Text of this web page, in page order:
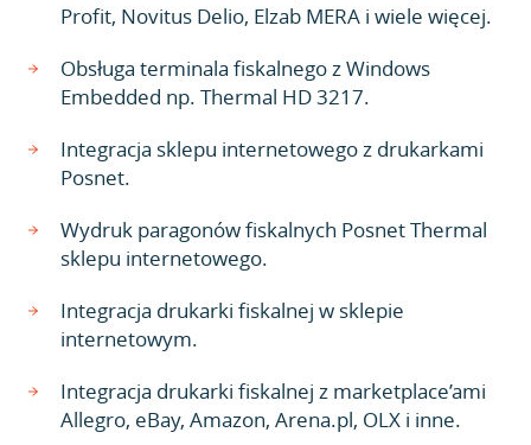
Profit, Novitus Delio, Elzab MERA i wiele więcej.
Obsługa terminala fiskalnego z Windows
Embedded np. Thermal HD 3217.
Integracja sklepu internetowego z drukarkami
Posnet.
Wydruk paragonów fiskalnych Posnet Thermal
sklepu internetowego.
Integracja drukarki fiskalnej w sklepie
internetowym.
Integracja drukarki fiskalnej z marketplace’ami
Allegro, eBay, Amazon, Arena.pl, OLX i inne.